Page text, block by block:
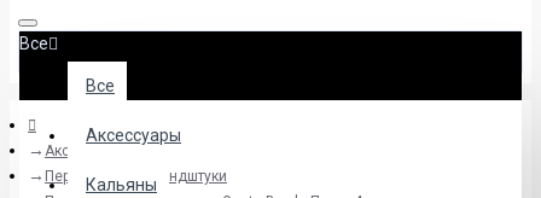
Все
Все
Аксессуары
Кальяны
Аксессуары
Персональные мундштуки